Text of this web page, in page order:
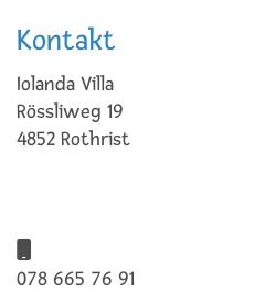
Kontakt
Iolanda Villa
Rössliweg 19
4852 Rothrist
078 665 76 91